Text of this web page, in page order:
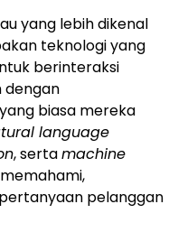
yang lebih dikenal
teknologi yang
berinteraksi
dengan
biasa mereka
language
, sertamachine
pelanggan